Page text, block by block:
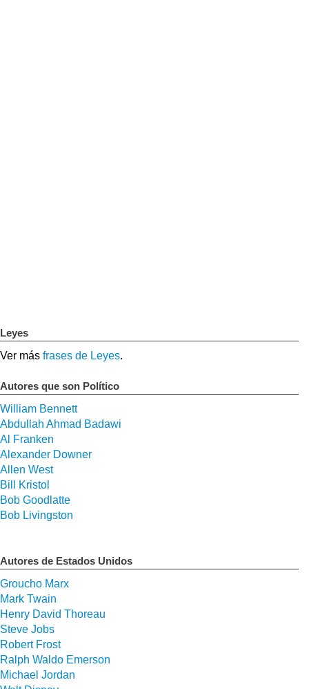
Leyes
Ver más frases de Leyes.
Autores que son Político
William Bennett
Abdullah Ahmad Badawi
Al Franken
Alexander Downer
Allen West
Bill Kristol
Bob Goodlatte
Bob Livingston
Autores de Estados Unidos
Groucho Marx
Mark Twain
Henry David Thoreau
Steve Jobs
Robert Frost
Ralph Waldo Emerson
Michael Jordan